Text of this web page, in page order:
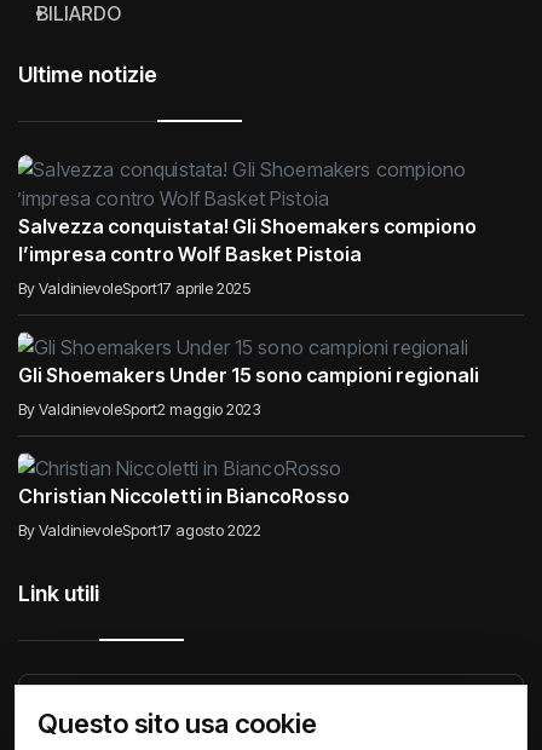
BILIARDO
Ultime notizie
Salvezza conquistata! Gli Shoemakers compiono
l’impresa contro Wolf Basket Pistoia
By ValdinievoleSport17 aprile 2025
Gli Shoemakers Under 15 sono campioni regionali
By ValdinievoleSport2 maggio 2023
Christian Niccoletti in BiancoRosso
By ValdinievoleSport17 agosto 2022
Link utili
Raccontiamo di Noi Comunicati
Questo sito usa cookie